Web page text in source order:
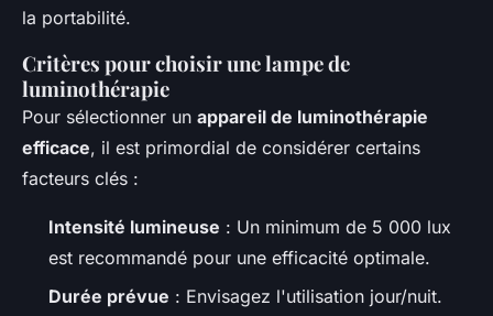
la portabilité.
Critères pour choisir une lampe de
luminothérapie
Pour sélectionner un appareil de luminothérapie
efficace, il est primordial de considérer certains
facteurs clés :
Intensité lumineuse : Un minimum de 5 000 lux
est recommandé pour une efficacité optimale.
Durée prévue : Envisagez l'utilisation jour/nuit.